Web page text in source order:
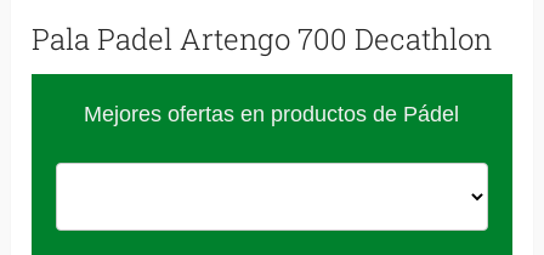
Pala Padel Artengo 700 Decathlon
Mejores ofertas en productos de Pádel